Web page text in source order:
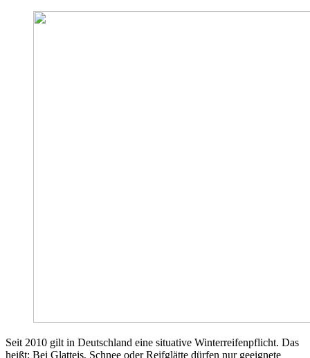
Seit 2010 gilt in Deutschland eine situative Winterreifenpflicht. Das
heißt: Bei Glatteis, Schnee oder Reifglätte dürfen nur geeignete